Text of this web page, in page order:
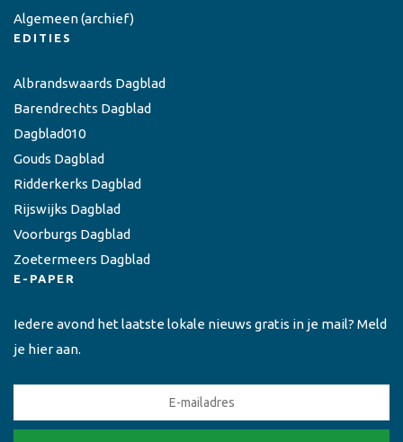
Algemeen(archief)
EDITIES
Albrandswaards Dagblad
Barendrechts Dagblad
Dagblad010
Gouds Dagblad
Ridderkerks Dagblad
Rijswijks Dagblad
Voorburgs Dagblad
Zoetermeers Dagblad
E-PAPER
Iedere avond het laatste lokale nieuws gratis in je mail? Meld
je hier aan.